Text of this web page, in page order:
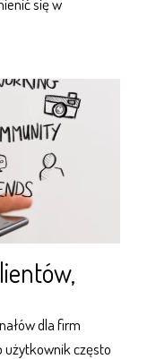
się w
dla firm
użytkownik często